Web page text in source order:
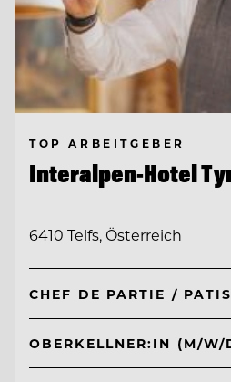
TOP ARBEITGEBER
Interalpen-Hotel
6410 Telfs, Österreich
CHEF DE PARTIE /
OBERKELLNER:IN (M/W/